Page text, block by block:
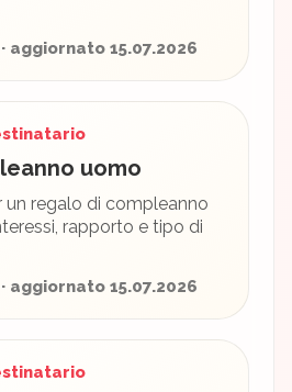
aggiornato 15.07.2026
uomo
un regalo di compleanno
rapporto e tipo di
aggiornato 15.07.2026